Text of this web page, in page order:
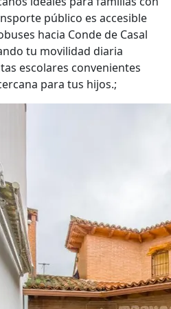
público es accesible
hacia Conde de Casal
tu movilidad diaria
escolares convenientes
para tus hijos.;